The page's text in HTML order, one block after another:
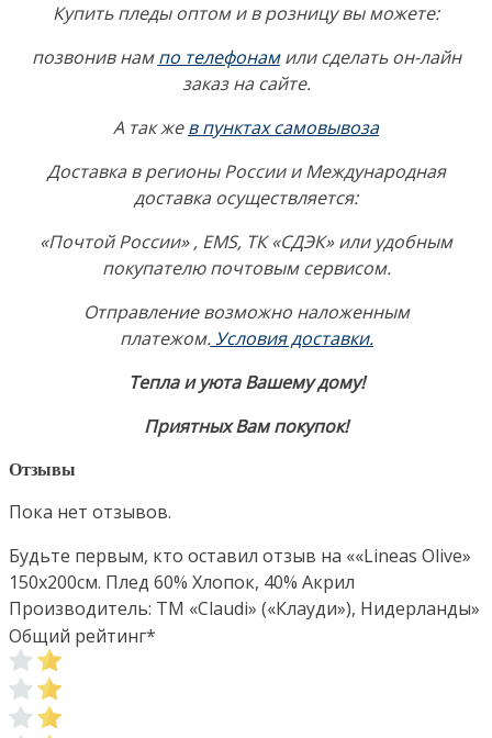
Купить пледы оптом и в розницу вы можете:
позвонив нампо телефонамили сделать он-лайн
заказ на сайте.
А так жев пунктах самовывоза
Доставка в регионы России и Международная
доставка осуществляется:
«Почтой России» , EMS, ТК «СДЭК» или удобным
покупателю почтовым сервисом.
Отправление возможно наложенным
платежом. Условия доставки.
Тепла и уюта Вашему дому!
Приятных Вам покупок!
Отзывы
Пока нет отзывов.
Будьте первым, кто оставил отзыв на ««Lineas Olive»
150х200см. Плед 60% Хлопок, 40% Акрил
Производитель: ТМ «Claudi» («Клауди»), Нидерланды»
Общий рейтинг*